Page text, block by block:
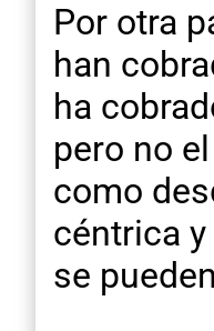
Por otra
han
ha
pero no
como
céntrica
se